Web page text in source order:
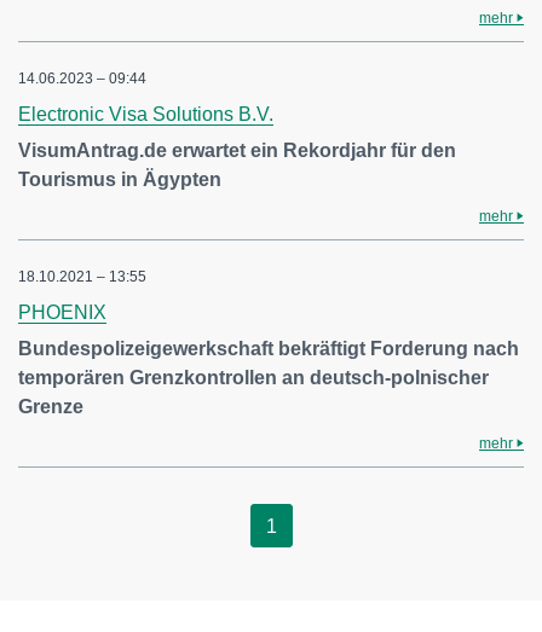
mehr
14.06.2023 – 09:44
Electronic Visa Solutions B.V.
VisumAntrag.de erwartet ein Rekordjahr für den
Tourismus in Ägypten
mehr
18.10.2021 – 13:55
PHOENIX
Bundespolizeigewerkschaft bekräftigt Forderung nach
temporären Grenzkontrollen an deutsch-polnischer
Grenze
mehr
1